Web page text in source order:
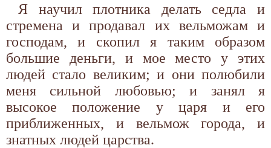
Я научил плотника делать седла и
стремена и продавал их вельможам и
господам, и скопил я таким образом
большие деньги, и мое место у этих
людей стало великим; и они полюбили
меня сильной любовью; и занял я
высокое положение у царя и его
приближенных, и вельмож города, и
знатных людей царства.